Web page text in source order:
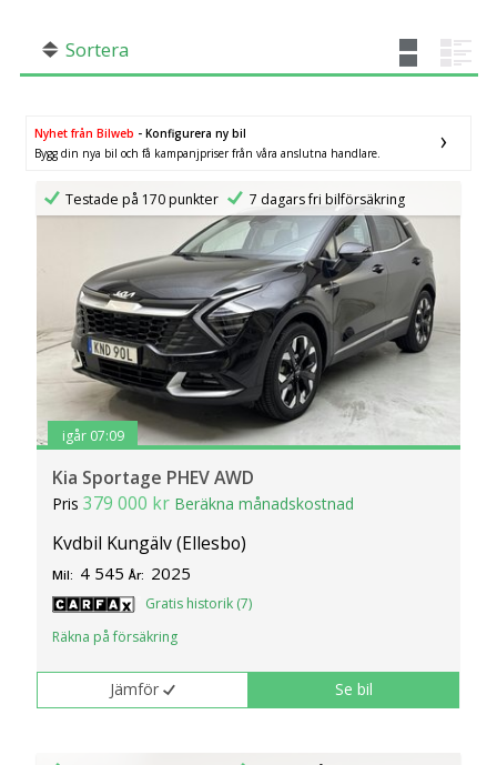
Sortera
Nyhet från Bilweb - Konfigurera ny bil
Bygg din nya bil och få kampanjpriser från våra anslutna handlare.
Testade på 170 punkter 7 dagars fri bilförsäkring
igår 07:09
Kia Sportage PHEV AWD
Pris379 000 kr Beräkna månadskostnad
Kvdbil Kungälv (Ellesbo)
Mil: 4 545 År: 2025
Gratis historik (7)
Räkna på försäkring
Jämför Se bil